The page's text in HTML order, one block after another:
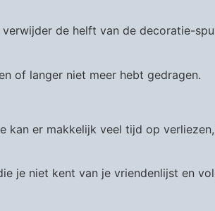
de helft van de decoratie-
of langer niet meer hebt gedragen.
kan er makkelijk veel tijd op
je niet kent van je vriendenlijst en